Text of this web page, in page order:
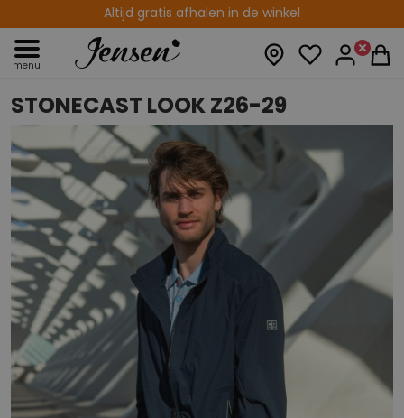
Altijd gratis afhalen in de winkel
menu
STONECAST LOOK Z26-29